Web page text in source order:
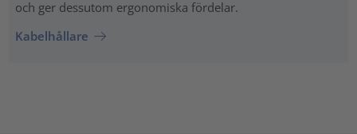
och ger dessutom ergonomiska fördelar.
Kabelhållare